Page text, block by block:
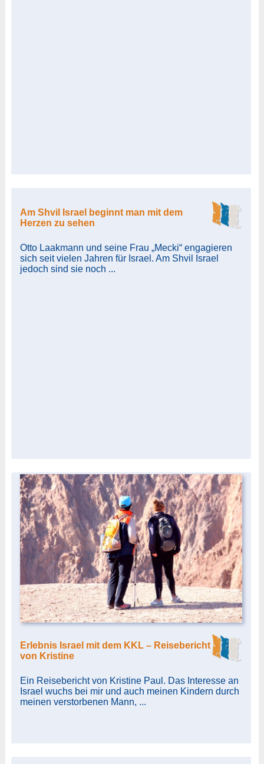
Am Shvil Israel beginnt man mit dem
Herzen zu sehen
Otto Laakmann und seine Frau „Mecki“ engagieren
sich seit vielen Jahren für Israel. Am Shvil Israel
jedoch sind sie noch ...
Erlebnis Israel mit dem KKL – Reisebericht
von Kristine
Ein Reisebericht von Kristine Paul. Das Interesse an
Israel wuchs bei mir und auch meinen Kindern durch
meinen verstorbenen Mann, ...